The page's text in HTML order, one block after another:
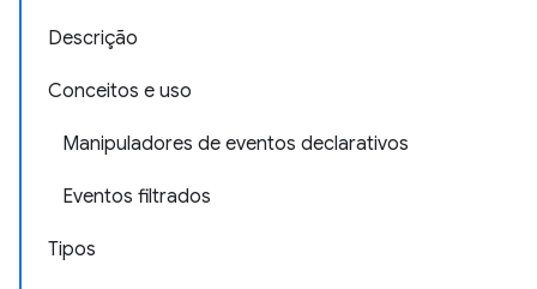
Descrição
Conceitos e uso
Manipuladores de eventos declarativos
Eventos filtrados
Tipos